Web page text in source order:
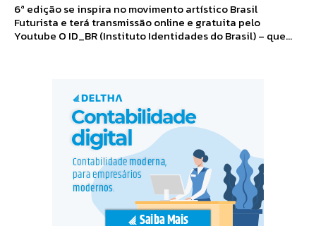
6ª edição se inspira no movimento artístico Brasil
Futurista e terá transmissão online e gratuita pelo
Youtube O ID_BR (Instituto Identidades do Brasil) – que...